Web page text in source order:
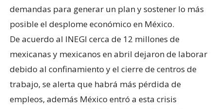
demandas para generar un plan y sostener lo más
posible el desplome económico en México.
De acuerdo al INEGI cerca de 12 millones de
mexicanas y mexicanos en abril dejaron de laborar
debido al confinamiento y el cierre de centros de
trabajo, se alerta que habrá más pérdida de
empleos, además México entró a esta crisis